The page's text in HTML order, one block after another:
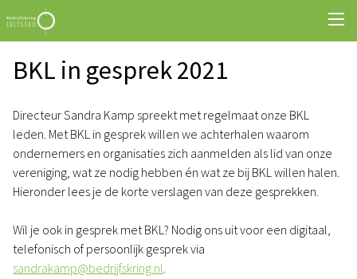
BKL in gesprek 2021
Directeur Sandra Kamp spreekt met regelmaat onze BKL
leden. Met BKL in gesprek willen we achterhalen waarom
ondernemers en organisaties zich aanmelden als lid van onze
vereniging, wat ze nodig hebben én wat ze bij BKL willen halen.
Hieronder lees je de korte verslagen van deze gesprekken.
Wil je ook in gesprek met BKL? Nodig ons uit voor een digitaal,
telefonisch of persoonlijk gesprek via
sandrakamp@bedrijfskring.nl.